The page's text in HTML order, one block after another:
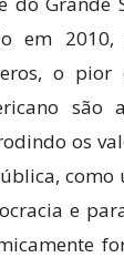
em 2010,
o pior
são
os
como
e